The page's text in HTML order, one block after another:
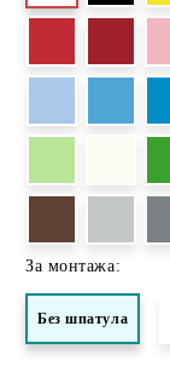
За монтажа:
Без шпатула